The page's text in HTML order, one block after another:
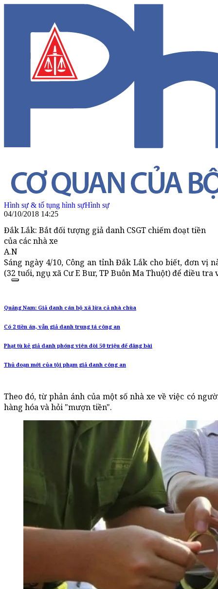
Hình sự & tố tụng hình sựHình sự
04/10/2018 14:25
Đắk Lắk: Bắt đối tượng giả danh CSGT chiếm đoạt tiền
của các nhà xe
A.N
Sáng ngày 4/10, Công an tỉnh Đắk Lắk cho biết, đơn vị
(32 tuổi, ngụ xã Cư E Bur, TP Buôn Ma Thuột) để điều
Quảng Nam: Giả danh cán bộ xã lừa cả nhà chùa
Có 2 tiền án, vẫn giả danh trung tá công an
Phạt tù kẻ giả danh phóng viên đòi 50 triệu để đăng bài
Thủ đoạn mới của tội phạm giả danh công an
Theo đó, từ phản ánh của một số nhà xe về việc có
hàng hóa và hỏi "mượn tiền".